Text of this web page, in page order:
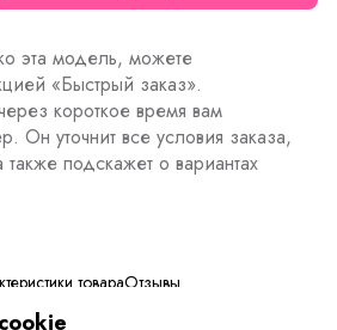
эта модель, можете
«Быстрый заказ».
короткое время вам
Он уточнит все условия заказа,
также подскажет о вариантах
товараОтзывы